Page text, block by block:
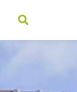
principal